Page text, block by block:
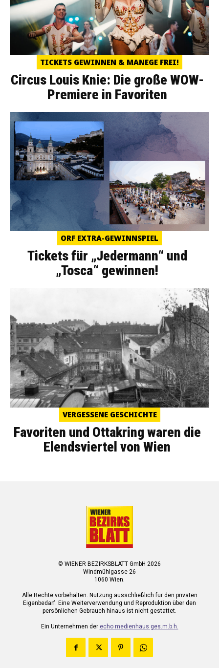
TICKETS GEWINNEN & MANEGE FREI!
Circus Louis Knie: Die große WOW-
Premiere in Favoriten
ORF EXTRA-GEWINNSPIEL
Tickets für „Jedermann“ und
„Tosca“ gewinnen!
VERGESSENE GESCHICHTE
Favoriten und Ottakring waren die
Elendsviertel von Wien
© WIENER BEZIRKSBLATT GmbH 2026
Windmühlgasse 26
1060 Wien.
Alle Rechte vorbehalten. Nutzung ausschließlich für den privaten
Eigenbedarf. Eine Weiterverwendung und Reproduktion über den
persönlichen Gebrauch hinaus ist nicht gestattet.
Ein Unternehmen der echo medienhaus ges.m.b.h.